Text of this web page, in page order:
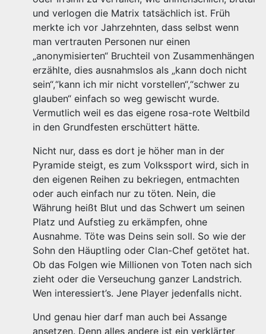
und verlogen die Matrix tatsächlich ist. Früh
merkte ich vor Jahrzehnten, dass selbst wenn
man vertrauten Personen nur einen
„anonymisierten“ Bruchteil von Zusammenhängen
erzählte, dies ausnahmslos als „kann doch nicht
sein“,“kann ich mir nicht vorstellen“,“schwer zu
glauben“ einfach so weg gewischt wurde.
Vermutlich weil es das eigene rosa-rote Weltbild
in den Grundfesten erschüttert hätte.
Nicht nur, dass es dort je höher man in der
Pyramide steigt, es zum Volkssport wird, sich in
den eigenen Reihen zu bekriegen, entmachten
oder auch einfach nur zu töten. Nein, die
Währung heißt Blut und das Schwert um seinen
Platz und Aufstieg zu erkämpfen, ohne
Ausnahme. Töte was Deins sein soll. So wie der
Sohn den Häuptling oder Clan-Chef getötet hat.
Ob das Folgen wie Millionen von Toten nach sich
zieht oder die Verseuchung ganzer Landstrich.
Wen interessiert’s. Jene Player jedenfalls nicht.
Und genau hier darf man auch bei Assange
ansetzen. Denn alles andere ist ein verklärter